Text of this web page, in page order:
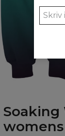
Soaking